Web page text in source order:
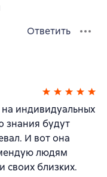
Ответить
индивидуальных
знания будут
И вот она
людям
своих близких.